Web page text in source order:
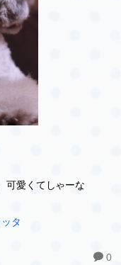
たいだけど、私はルー
た\(//∇//)\